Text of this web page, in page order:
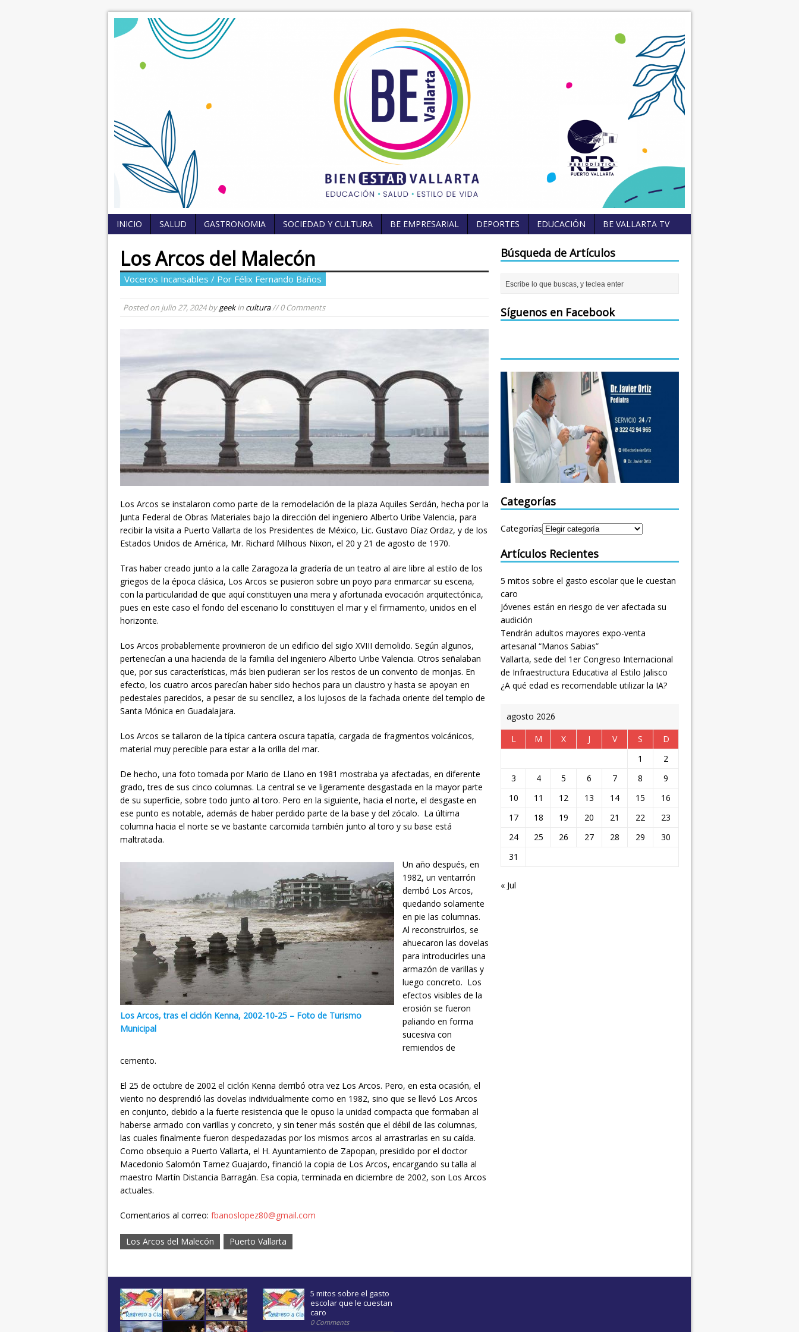
INICIO SALUD GASTRONOMIA SOCIEDAD Y CULTURA BE EMPRESARIAL DEPORTES EDUCACIÓN BE VALLARTA TV
Los Arcos del Malecón
Voceros Incansables / Por Félix Fernando Baños
Posted on julio 27, 2024bygeekin cultura// 0 Comments
Los Arcos se instalaron como parte de la remodelación de la plaza Aquiles Serdán, hecha por la
Junta Federal de Obras Materiales bajo la dirección del ingeniero Alberto Uribe Valencia, para
recibir la visita a Puerto Vallarta de los Presidentes de México, Lic. Gustavo Díaz Ordaz, y de los
Estados Unidos de América, Mr. Richard Milhous Nixon, el 20 y 21 de agosto de 1970.
Tras haber creado junto a la calle Zaragoza la gradería de un teatro al aire libre al estilo de los
griegos de la época clásica, Los Arcos se pusieron sobre un poyo para enmarcar su escena,
con la particularidad de que aquí constituyen una mera y afortunada evocación arquitectónica,
pues en este caso el fondo del escenario lo constituyen el mar y el firmamento, unidos en el
horizonte.
Los Arcos probablemente provinieron de un edificio del siglo XVIII demolido. Según algunos,
pertenecían a una hacienda de la familia del ingeniero Alberto Uribe Valencia. Otros señalaban
que, por sus características, más bien pudieran ser los restos de un convento de monjas. En
efecto, los cuatro arcos parecían haber sido hechos para un claustro y hasta se apoyan en
pedestales parecidos, a pesar de su sencillez, a los lujosos de la fachada oriente del templo de
Santa Mónica en Guadalajara.
Los Arcos se tallaron de la típica cantera oscura tapatía, cargada de fragmentos volcánicos,
material muy perecible para estar a la orilla del mar.
De hecho, una foto tomada por Mario de Llano en 1981 mostraba ya afectadas, en diferente
grado, tres de sus cinco columnas. La central se ve ligeramente desgastada en la mayor parte
de su superficie, sobre todo junto al toro. Pero en la siguiente, hacia el norte, el desgaste en
ese punto es notable, además de haber perdido parte de la base y del zócalo. La última
columna hacia el norte se ve bastante carcomida también junto al toro y su base está
maltratada.
Los Arcos, tras el ciclón Kenna, 2002-10-25 – Foto de Turismo
Municipal
Un año después, en
1982, un ventarrón
derribó Los Arcos,
quedando solamente
en pie las columnas.
Al reconstruirlos, se
ahuecaron las dovelas
para introducirles una
armazón de varillas y
luego concreto. Los
efectos visibles de la
erosión se fueron
paliando en forma
sucesiva con
remiendos de
cemento.
El 25 de octubre de 2002 el ciclón Kenna derribó otra vez Los Arcos. Pero, en esta ocasión, el
viento no desprendió las dovelas individualmente como en 1982, sino que se llevó Los Arcos
en conjunto, debido a la fuerte resistencia que le opuso la unidad compacta que formaban al
haberse armado con varillas y concreto, y sin tener más sostén que el débil de las columnas,
las cuales finalmente fueron despedazadas por los mismos arcos al arrastrarlas en su caída.
Como obsequio a Puerto Vallarta, el H. Ayuntamiento de Zapopan, presidido por el doctor
Macedonio Salomón Tamez Guajardo, financió la copia de Los Arcos, encargando su talla al
maestro Martín Distancia Barragán. Esa copia, terminada en diciembre de 2002, son Los Arcos
actuales.
Comentarios al correo: fbanoslopez80@gmail.com
Los Arcos del Malecón Puerto Vallarta
Búsqueda de Artículos
Síguenos en Facebook
Categorías
Categorías
Artículos Recientes
5 mitos sobre el gasto escolar que le cuestan
caro
Jóvenes están en riesgo de ver afectada su
audición
Tendrán adultos mayores expo-venta
artesanal “Manos Sabias”
Vallarta, sede del 1er Congreso Internacional
de Infraestructura Educativa al Estilo Jalisco
¿A qué edad es recomendable utilizar la IA?
agosto 2026
L
M X J V S
D
1
2
3
4 5 6 7 8
9
10
11 12 13 14 15
16
17
18 19 20 21 22
23
24
25 26 27 28 29
30
31
« Jul
5 mitos sobre el gasto
escolar que le cuestan
caro
0 Comments